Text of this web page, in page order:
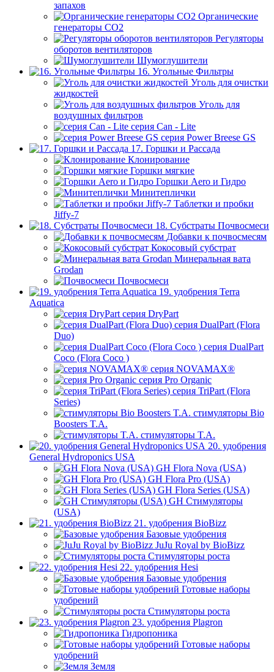
запахов
Органические
генераторы СО2
Регуляторы
оборотов вентиляторов
Шумоглушители
16. Угольные Фильтры
Уголь для очистки
жидкостей
Уголь для
воздушных фильтров
серия Can - Lite
серия Power Breese GS
17. Горшки и Рассада
Клонирование
Горшки мягкие
Горшки Aero и Гидро
Минитеплички
Таблетки и пробки
Jiffy-7
18. Субстраты Почвосмеси
Добавки к почвосмесям
Кокосовый субстрат
Минеральная вата
Grodan
Почвосмеси
19. удобрения Terra
Aquatica
серия DryPart
серия DualPart (Flora
Duo)
серия DualPart
Coco (Flora Coco )
серия NOVAMAX®
серия Pro Organic
серия TriPart (Flora
Series)
стимуляторы Bio
Boosters T.A.
стимуляторы T.A.
20. удобрения
General Hydroponics USA
GH Flora Nova (USA)
GH Flora Pro (USA)
GH Flora Series (USA)
GH Стимуляторы
(USA)
21. удобрения BioBizz
Базовые удобрения
JuJu Royal by BioBizz
Стимуляторы роста
22. удобрения Hesi
Базовые удобрения
Готовые наборы
удобрений
Стимуляторы роста
23. удобрения Plagron
Гидропоника
Готовые наборы
удобрений
Земля